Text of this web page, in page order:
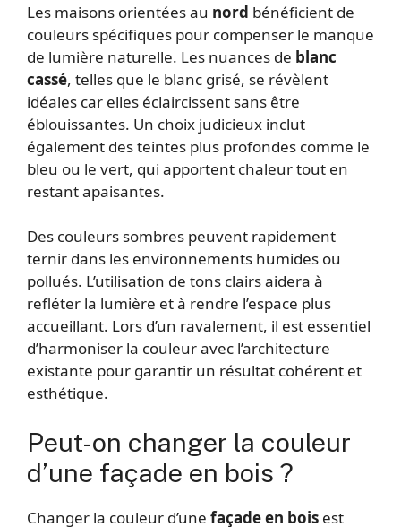
Les maisons orientées au nord bénéficient de
couleurs spécifiques pour compenser le manque
de lumière naturelle. Les nuances de blanc
cassé, telles que le blanc grisé, se révèlent
idéales car elles éclaircissent sans être
éblouissantes. Un choix judicieux inclut
également des teintes plus profondes comme le
bleu ou le vert, qui apportent chaleur tout en
restant apaisantes.
Des couleurs sombres peuvent rapidement
ternir dans les environnements humides ou
pollués. L’utilisation de tons clairs aidera à
refléter la lumière et à rendre l’espace plus
accueillant. Lors d’un ravalement, il est essentiel
d’harmoniser la couleur avec l’architecture
existante pour garantir un résultat cohérent et
esthétique.
Peut-on changer la couleur
d’une façade en bois ?
Changer la couleur d’une façade en bois est